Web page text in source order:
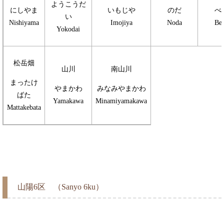
にしやま
Nishiyama
ようこうだ
い
Yokodai
いもじや
Imojiya
のだ
Noda
べ
松岳畑
まったけ
ばた
Mattakebata
山川
やまかわ
Yamakawa
南山川
みなみやまかわ
Minamiyamakawa
山陽6区 （Sanyo 6ku）